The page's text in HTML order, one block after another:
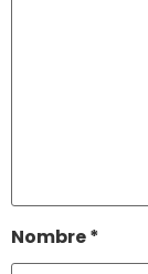
Nombre*